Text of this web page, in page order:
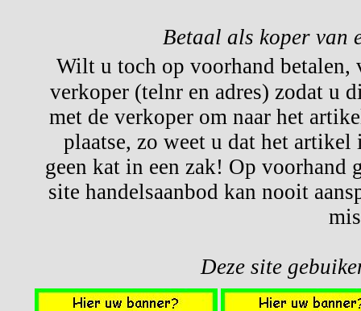
Betaal als koper van
Wilt u toch op voorhand
verkoper (telnr en adres) zodat u
met de verkoper om naar het
plaatse, zo weet u dat het artikel
geen kat in een zak! Op
site handelsaanbod kan nooit
Deze site